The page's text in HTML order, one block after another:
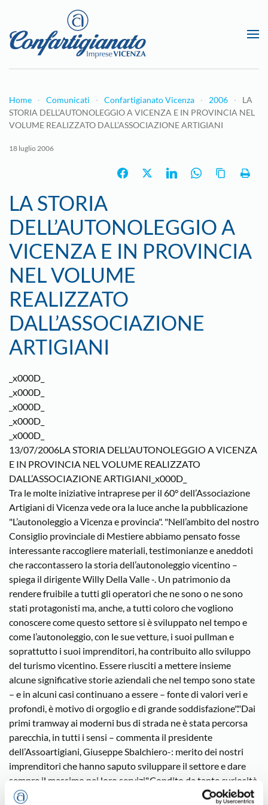
Passa al contenuto principale
Home Comunicati Confartigianato Vicenza 2006
LA
STORIA DELL’AUTONOLEGGIO A VICENZA E IN PROVINCIA NEL
VOLUME REALIZZATO DALL’ASSOCIAZIONE ARTIGIANI
18 luglio 2006
LA STORIA
DELL’AUTONOLEGGIO A
VICENZA E IN PROVINCIA
NEL VOLUME
REALIZZATO
DALL’ASSOCIAZIONE
ARTIGIANI
_x000D_
_x000D_
_x000D_
_x000D_
_x000D_
13/07/2006LA STORIA DELL’AUTONOLEGGIO A VICENZA
E IN PROVINCIA NEL VOLUME REALIZZATO
DALL’ASSOCIAZIONE ARTIGIANI_x000D_
Tra le molte iniziative intraprese per il 60° dell’Associazione
Artigiani di Vicenza vede ora la luce anche la pubblicazione
"L’autonoleggio a Vicenza e provincia". "Nell’ambito del nostro
Consiglio provinciale di Mestiere abbiamo pensato fosse
interessante raccogliere materiali, testimonianze e aneddoti
che raccontassero la storia dell’autonoleggio vicentino –
spiega il dirigente Willy Della Valle -. Un patrimonio da
rendere fruibile a tutti gli operatori che ne sono o ne sono
stati protagonisti ma, anche, a tutti coloro che vogliono
conoscere come questo settore si è sviluppato nel tempo e
come l’autonoleggio, con le sue vetture, i suoi pullman e
soprattutto i suoi imprenditori, ha contribuito allo sviluppo
del turismo vicentino. Essere riusciti a mettere insieme
alcune significative storie aziendali che nel tempo sono state
– e in alcuni casi continuano a essere – fonte di valori veri e
profondi, è motivo di orgoglio e di grande soddisfazione"."Dai
primi tramway ai moderni bus di strada ne è stata percorsa
parecchia, in tutti i sensi – commenta il presidente
dell’Assoartigiani, Giuseppe Sbalchiero-: merito dei nostri
imprenditori che hanno saputo sviluppare il settore e dare
sempre il massimo nei loro servizi".Condito da tante curiosità
storiche e dalle testimonianze di operatori che vantano una